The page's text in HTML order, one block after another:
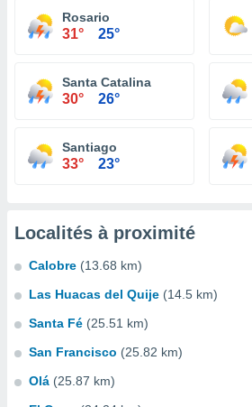
Rosario
31° 25°
Santa Catalina
30° 26°
Santiago
33° 23°
Localités à proximité
Calobre (13.68 km)
Las Huacas del Quije (14.5 km)
Santa Fé (25.51 km)
San Francisco (25.82 km)
Olá (25.87 km)